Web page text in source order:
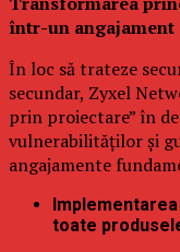
într-un
În loc să trateze
secundar, Zyxel
prin proiectare” în
vulnerabilităților și
angajamente
toate